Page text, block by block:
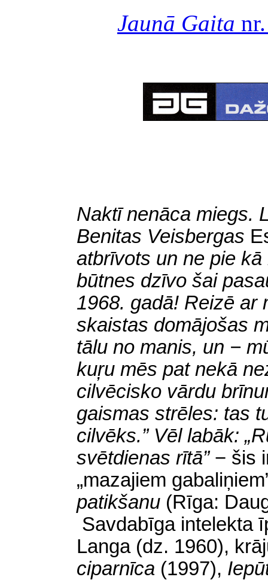
Jaunā Gaita
Naktī nenāca miegs.
Benitas Veisbergas
atbrīvots un ne pie
būtnes dzīvo šai
1968. gadā! Reizē ar
skaistas domājošas
tālu no manis, un −
kuŗu mēs pat nekā
cilvēcisko vārdu
gaismas strēles: tas
cilvēks.” Vēl labāk:
svētdienas rītā” − šis
„mazajiem
patikšanu (Rīga:
Savdabīga intelekta
Langa (dz. 1960),
ciparnīca (1997),